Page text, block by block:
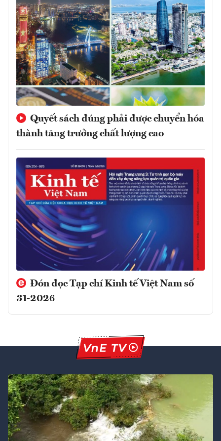
Quyết sách đúng phải được chuyển hóa
thành tăng trưởng chất lượng cao
Đón đọc Tạp chí Kinh tế Việt Nam số
31-2026